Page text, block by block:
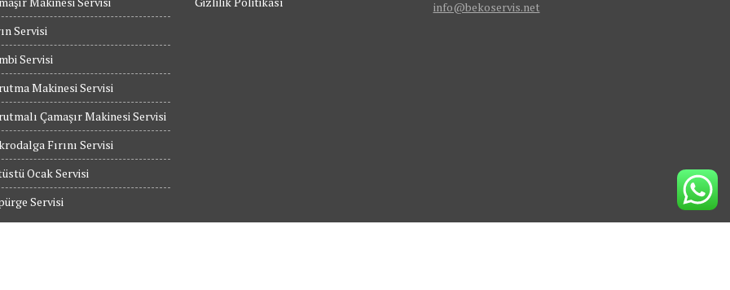
Servisi
Servisi
Makinesi Servisi
Çamaşır Makinesi Servisi
Fırını Servisi
Ocak Servisi
Servisi
info@bekoservis.net